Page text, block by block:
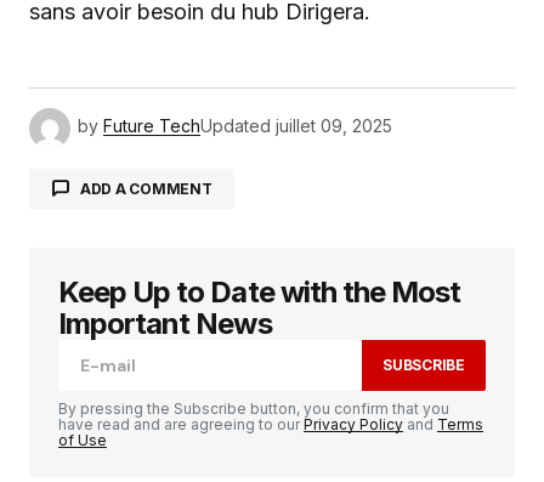
sans avoir besoin du hub Dirigera.
by Future TechUpdated juillet 09, 2025
ADD A COMMENT
Votre adresse e-mail ne sera pas publiée. Les
champs obligatoires sont indiqués avec
Keep Up to Date with the Most
Important News
SUBSCRIBE
By pressing the Subscribe button, you confirm that you
have read and are agreeing to ourPrivacy Policy and Terms
of Use